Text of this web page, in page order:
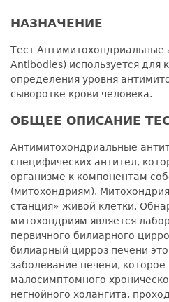
НАЗНАЧЕНИЕ
Тест Антимитохондриальные
Antibodies) используется для
определения уровня
сыворотке крови человека.
ОБЩЕЕ ОПИСАНИЕ
Антимитохондриальные
специфических антител,
организме к компонентам
(митохондриям).
станция» живой клетки.
митохондриям является
первичного билиарного
билиарный цирроз печени
заболевание печени, которое
малосимптомного
негнойного холангита,